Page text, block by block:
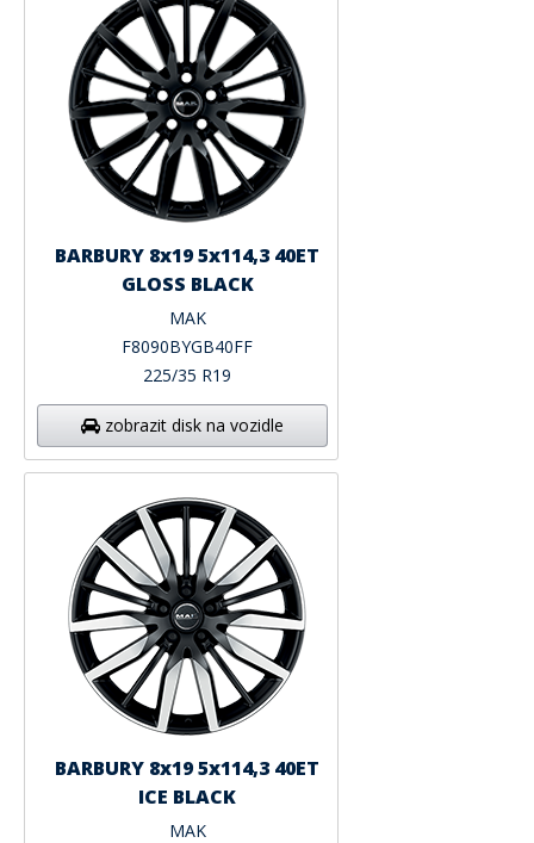
BARBURY 8x19 5x114,3 40ET
GLOSS BLACK
MAK
F8090BYGB40FF
225/35 R19
zobrazit disk na vozidle
BARBURY 8x19 5x114,3 40ET
ICE BLACK
MAK